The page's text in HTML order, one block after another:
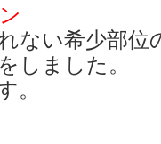
ない希少部位
しました。
。